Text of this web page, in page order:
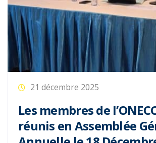
21 décembre 2025
Les membres de
réunis en Assemblée